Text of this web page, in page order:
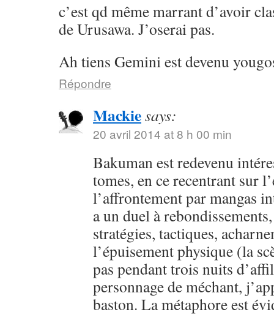
c’est qd même marrant d’avoir
de Urusawa. J’oserai pas.
Ah tiens Gemini est devenu
Répondre
Mackiesays:
20 avril 2014 at 8 h 00 min
Bakuman est redevenu
tomes, en ce recentrant sur
l’affrontement par mangas
a un duel à
stratégies, tactiques,
l’épuisement physique (la
pas pendant trois nuits
personnage de méchant,
baston. La métaphore est